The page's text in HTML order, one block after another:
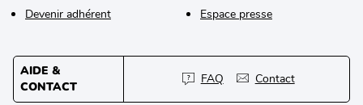
Devenir adhérent
Espace presse
AIDE &
CONTACT
FAQ Contact